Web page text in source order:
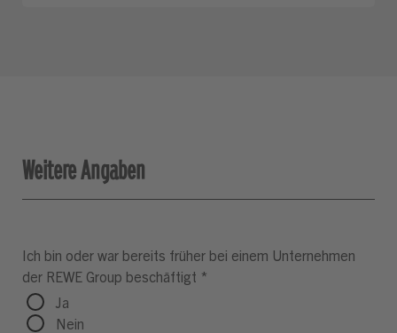
Weitere Angaben
Ich bin oder war bereits früher bei einem Unternehmen
der REWE Group beschäftigt *
Ja
Nein